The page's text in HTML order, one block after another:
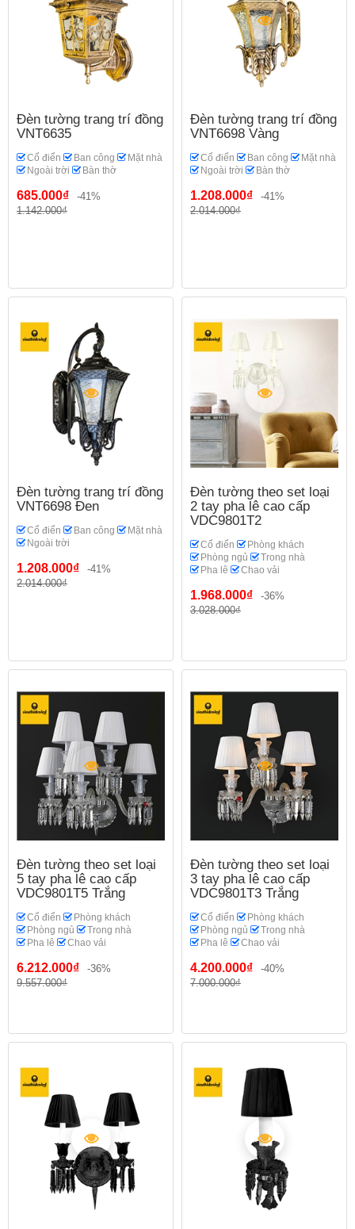
Đèn tường trang trí đồng
VNT6635
Cổ điển Ban công
Mặt nhà
Ngoài trời
Bàn thờ
685.000₫
-41%
1.142.000₫
Đèn tường trang trí đồng
VNT6698 Vàng
Cổ điển Ban công
Mặt nhà
Ngoài trời
Bàn thờ
1.208.000₫
-41%
2.014.000₫
Đèn tường trang trí đồng
VNT6698 Đen
Cổ điển Ban công
Mặt nhà
Ngoài trời
1.208.000₫
-41%
2.014.000₫
Đèn tường theo set loại
2 tay pha lê cao cấp
VDC9801T2
Cổ điển
Phòng khách
Phòng ngủ
Trong nhà
Pha lê
Chao vải
1.968.000₫
-36%
3.028.000₫
Đèn tường theo set loại
5 tay pha lê cao cấp
VDC9801T5 Trắng
Cổ điển
Phòng khách
Phòng ngủ
Trong nhà
Pha lê
Chao vải
6.212.000₫
-36%
9.557.000₫
Đèn tường theo set loại
3 tay pha lê cao cấp
VDC9801T3 Trắng
Cổ điển
Phòng khách
Phòng ngủ
Trong nhà
Pha lê
Chao vải
4.200.000₫
-40%
7.000.000₫